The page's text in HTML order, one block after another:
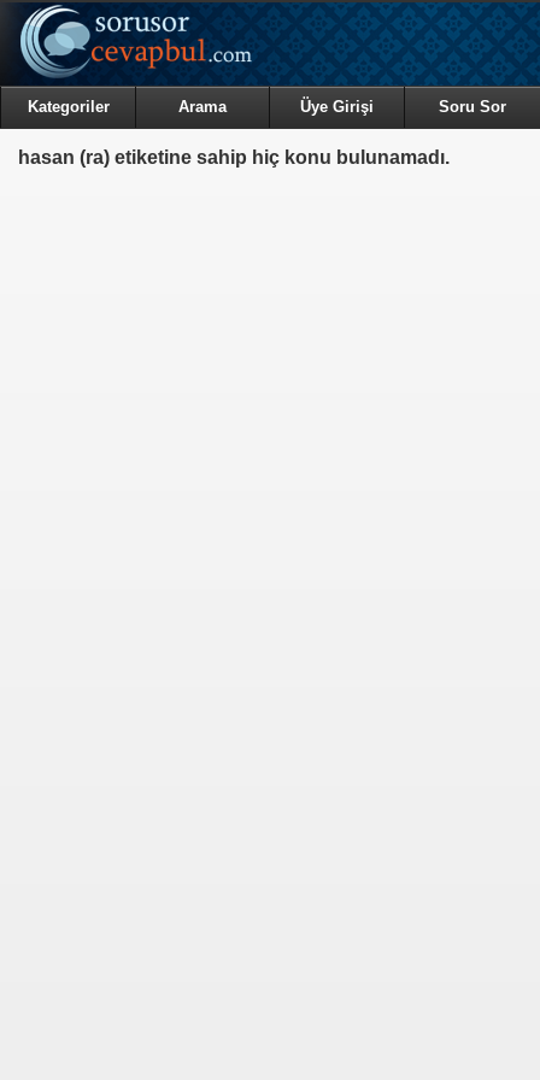
Kategoriler Arama Üye Girişi Soru Sor
hasan (ra) etiketine sahip hiç konu bulunamadı.